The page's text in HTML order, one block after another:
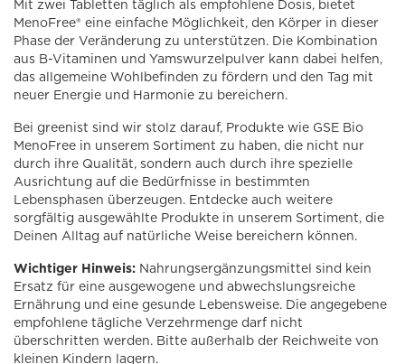
Mit zwei Tabletten täglich als empfohlene Dosis, bietet
MenoFree® eine einfache Möglichkeit, den Körper in dieser
Phase der Veränderung zu unterstützen. Die Kombination
aus B-Vitaminen und Yamswurzelpulver kann dabei helfen,
das allgemeine Wohlbefinden zu fördern und den Tag mit
neuer Energie und Harmonie zu bereichern.
Bei greenist sind wir stolz darauf, Produkte wie GSE Bio
MenoFree in unserem Sortiment zu haben, die nicht nur
durch ihre Qualität, sondern auch durch ihre spezielle
Ausrichtung auf die Bedürfnisse in bestimmten
Lebensphasen überzeugen. Entdecke auch weitere
sorgfältig ausgewählte Produkte in unserem Sortiment, die
Deinen Alltag auf natürliche Weise bereichern können.
Wichtiger Hinweis: Nahrungsergänzungsmittel sind kein
Ersatz für eine ausgewogene und abwechslungsreiche
Ernährung und eine gesunde Lebensweise. Die angegebene
empfohlene tägliche Verzehrmenge darf nicht
überschritten werden. Bitte außerhalb der Reichweite von
kleinen Kindern lagern.